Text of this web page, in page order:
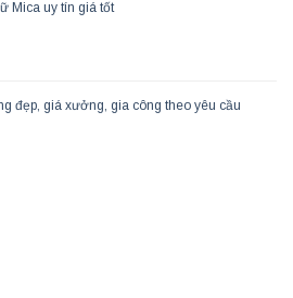
Mica uy tín giá tốt
đẹp, giá xưởng, gia công theo yêu cầu